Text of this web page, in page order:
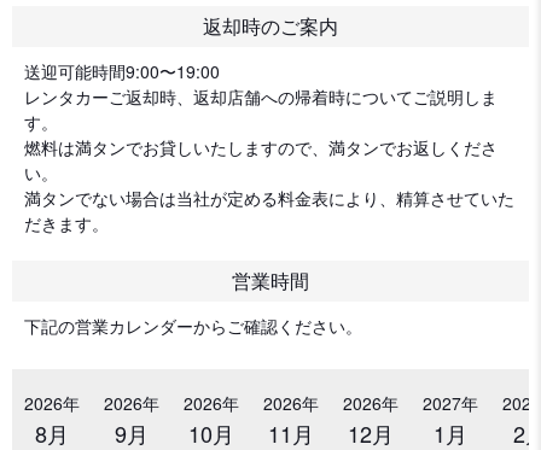
返却時のご案内
送迎可能時間9:00〜19:00
レンタカーご返却時、返却店舗への帰着時についてご説明しま
す。
燃料は満タンでお貸しいたしますので、満タンでお返しくださ
い。
満タンでない場合は当社が定める料金表により、精算させていた
だきます。
営業時間
下記の営業カレンダーからご確認ください。
2026年
8月
2026年
9月
2026年
10月
2026年
11月
2026年
12月
2027年
1月 2